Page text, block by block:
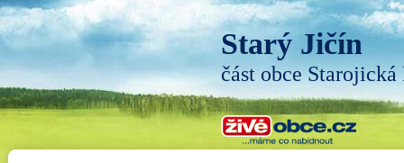
Starý Jičín
část obce Starojická